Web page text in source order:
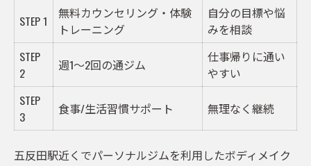
STEP 1
無料カウンセリング・体験
トレーニング
自分の目標や悩
みを相談
STEP
2
週1〜2回の通ジム
仕事帰りに通い
やすい
STEP
3
食事/生活習慣サポート 無理なく継続
五反田駅近くでパーソナルジムを利用したボディメイク